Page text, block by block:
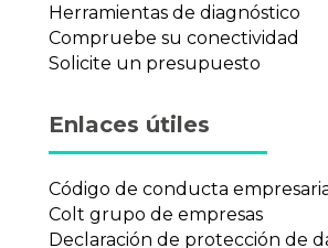
Herramientas de diagnóstico
Compruebe su conectividad
Solicite un presupuesto
Enlaces útiles
Código de conducta
Colt grupo de empresas
Declaración de protección de